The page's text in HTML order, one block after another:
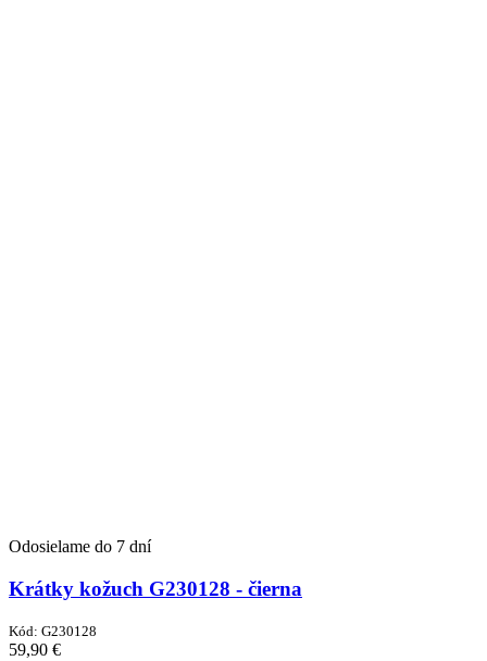
Odosielame do 7 dní
Krátky kožuch G230128 - čierna
Kód: G230128
59,90 €